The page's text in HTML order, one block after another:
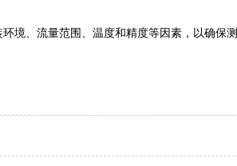
境、流量范围、温度和精度等因素，以确保